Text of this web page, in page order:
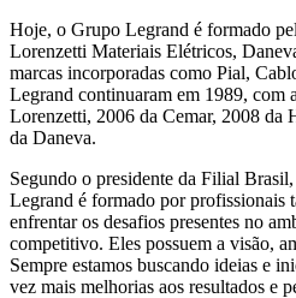
Hoje, o Grupo Legrand é formado
Lorenzetti Materiais Elétricos,
marcas incorporadas como Pial,
Legrand continuaram em 1989, com
Lorenzetti, 2006 da Cemar, 2008 da
da Daneva.
Segundo o presidente da Filial
Legrand é formado por profissionais
enfrentar os desafios presentes no
competitivo. Eles possuem a visão,
Sempre estamos buscando ideias e
vez mais melhorias aos resultados e